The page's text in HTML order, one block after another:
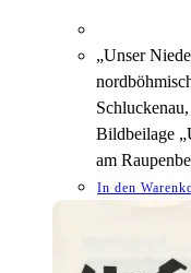
„Unser
Bildbeilage
am
In den